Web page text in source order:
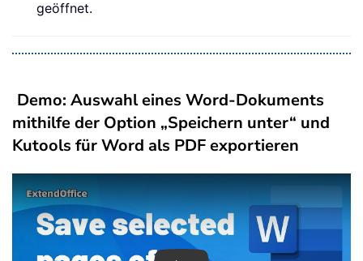
geöffnet.
Demo: Auswahl eines Word-Dokuments
mithilfe der Option „Speichern unter“ und
Kutools für Word als PDF exportieren